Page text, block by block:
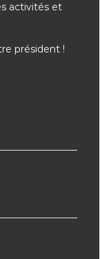
activités et
président !